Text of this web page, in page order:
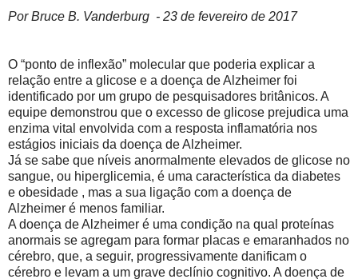
Por Bruce B. Vanderburg - 23 de fevereiro de 2017
O “ponto de inflexão” molecular que poderia explicar a
relação entre a glicose e a doença de Alzheimer foi
identificado por um grupo de pesquisadores britânicos. A
equipe demonstrou que o excesso de glicose prejudica uma
enzima vital envolvida com a resposta inflamatória nos
estágios iniciais da doença de Alzheimer.
Já se sabe que níveis anormalmente elevados de glicose no
sangue, ou hiperglicemia, é uma característica da diabetes
e obesidade , mas a sua ligação com a doença de
Alzheimer é menos familiar.
A doença de Alzheimer é uma condição na qual proteínas
anormais se agregam para formar placas e emaranhados no
cérebro, que, a seguir, progressivamente danificam o
cérebro e levam a um grave declínio cognitivo. A doença de